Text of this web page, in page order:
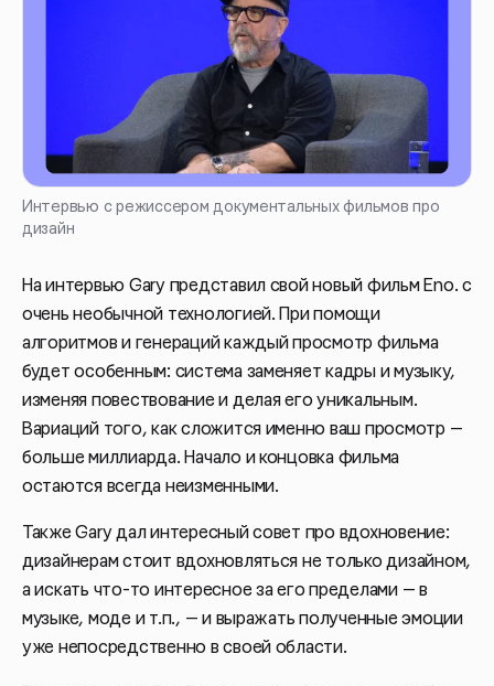
Интервью с режиссером документальных фильмов про
дизайн
На интервью Gary представил свой новый фильм Eno. с
очень необычной технологией. При помощи
алгоритмов и генераций каждый просмотр фильма
будет особенным: система заменяет кадры и музыку,
изменяя повествование и делая его уникальным.
Вариаций того, как сложится именно ваш просмотр —
больше миллиарда. Начало и концовка фильма
остаются всегда неизменными.
Также Gary дал интересный совет про вдохновение:
дизайнерам стоит вдохновляться не только дизайном,
а искать что-то интересное за его пределами — в
музыке, моде и т.п., — и выражать полученные эмоции
уже непосредственно в своей области.